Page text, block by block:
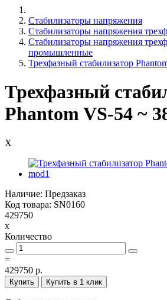
Стабилизаторы напряжения
Стабилизаторы напряжения
Стабилизаторы напряжения
промышленные
Трехфазный стабилизатор
Трехфазный
Phantom VS-54 ~
X
Наличие: Предзаказ
Код товара: SN0160
429750
x
Количество
=
429750 р.
Купить Купить в 1 клик